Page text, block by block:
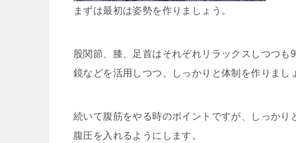
まずは最初は姿勢を作りましょう。
股関節、膝、足首はそれぞれリラックスしつつも
鏡などを活用しつつ、しっかりと体制を作りまし
続いて腹筋をやる時のポイントですが、しっかり
腹圧を入れるようにします。